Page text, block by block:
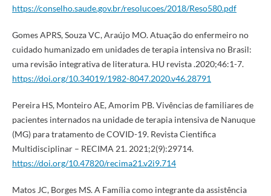
https://conselho.saude.gov.br/resolucoes/2018/Reso580.pdf
Gomes APRS, Souza VC, Araújo MO. Atuação do enfermeiro no
cuidado humanizado em unidades de terapia intensiva no Brasil:
uma revisão integrativa de literatura. HU revista .2020;46:1-7.
https://doi.org/10.34019/1982-8047.2020.v46.28791
Pereira HS, Monteiro AE, Amorim PB. Vivências de familiares de
pacientes internados na unidade de terapia intensiva de Nanuque
(MG) para tratamento de COVID-19. Revista Cientifica
Multidisciplinar – RECIMA 21. 2021;2(9):29714.
https://doi.org/10.47820/recima21.v2i9.714
Matos JC, Borges MS. A Família como integrante da assistência